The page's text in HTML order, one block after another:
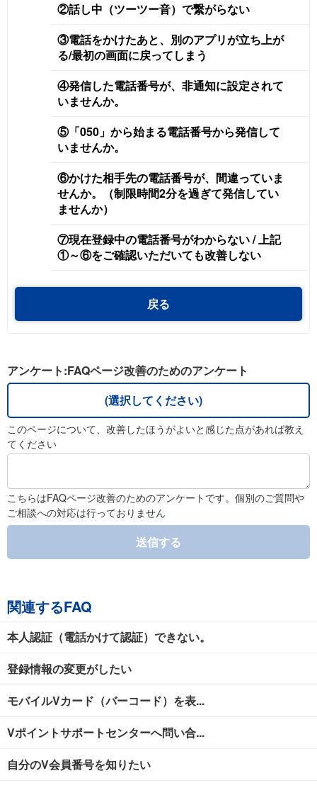
②話し中（ツーツー音）で繋がらない
③電話をかけたあと、別のアプリが立ち上が
る/最初の画面に戻ってしまう
④発信した電話番号が、非通知に設定されて
いませんか。
⑤「050」から始まる電話番号から発信して
いませんか。
⑥かけた相手先の電話番号が、間違っていま
せんか。（制限時間2分を過ぎて発信してい
ませんか）
⑦現在登録中の電話番号がわからない / 上記
①～⑥をご確認いただいても改善しない
戻る
アンケート:FAQページ改善のためのアンケート
(選択してください)
このページについて、改善したほうがよいと感じた点があれば教え
てください
こちらはFAQページ改善のためのアンケートです。個別のご質問や
ご相談への対応は行っておりません
送信する
関連するFAQ
本人認証（電話かけて認証）できない。
登録情報の変更がしたい
モバイルVカード（バーコード）を表...
Vポイントサポートセンターへ問い合...
自分のV会員番号を知りたい